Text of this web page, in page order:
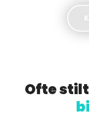
Ofte